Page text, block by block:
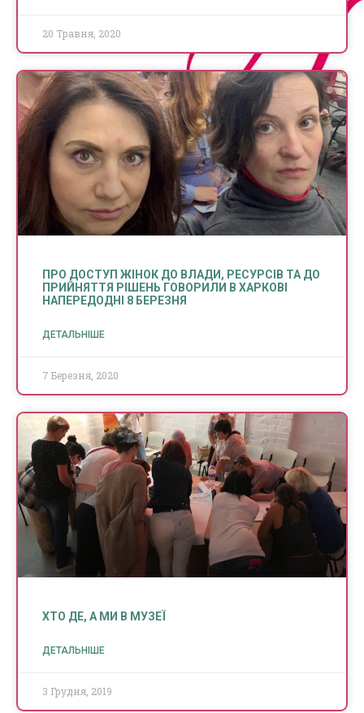
20 Травня, 2020
ПРО ДОСТУП ЖІНОК ДО ВЛАДИ, РЕСУРСІВ ТА ДО
ПРИЙНЯТТЯ РІШЕНЬ ГОВОРИЛИ В ХАРКОВІ
НАПЕРЕДОДНІ 8 БЕРЕЗНЯ
ДЕТАЛЬНІШЕ
7 Березня, 2020
ХТО ДЕ, А МИ В МУЗЕЇ
ДЕТАЛЬНІШЕ
3 Грудня, 2019